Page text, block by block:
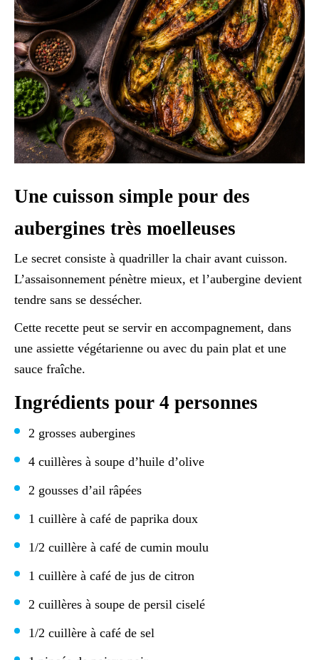
Une cuisson simple pour des
aubergines très moelleuses
Le secret consiste à quadriller la chair avant cuisson.
L’assaisonnement pénètre mieux, et l’aubergine devient
tendre sans se dessécher.
Cette recette peut se servir en accompagnement, dans
une assiette végétarienne ou avec du pain plat et une
sauce fraîche.
Ingrédients pour 4 personnes
2 grosses aubergines
4 cuillères à soupe d’huile d’olive
2 gousses d’ail râpées
1 cuillère à café de paprika doux
1/2 cuillère à café de cumin moulu
1 cuillère à café de jus de citron
2 cuillères à soupe de persil ciselé
1/2 cuillère à café de sel